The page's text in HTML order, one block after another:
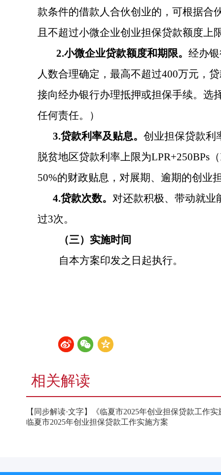
款条件的借款人合伙创业的，可根据合
且不超过小微企业创业担保贷款额度上
2.小微企业贷款额度和期限。 经办
人数合理确定，最高不超过400万元，
接向经办银行办理抵押或担保手续。选
任何责任。）
3.贷款利率及贴息。创业担保贷款利
脱贫地区贷款利率上限为LPR+250BPs （
50%的财政贴息，对展期、逾期的创业
4.贷款次数。对还款积极、带动就业
过3次。
（三）实施时间
自本方案印发之日起执行。
相关解读
【同步解读·文字】《临夏市2025年创业担保贷款工作
临夏市2025年创业担保贷款工作实施方案